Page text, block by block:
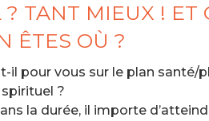
TANT MIEUX ! ET
ÊTES OÙ ?
il pour vous sur le plan
?
la durée, il importe